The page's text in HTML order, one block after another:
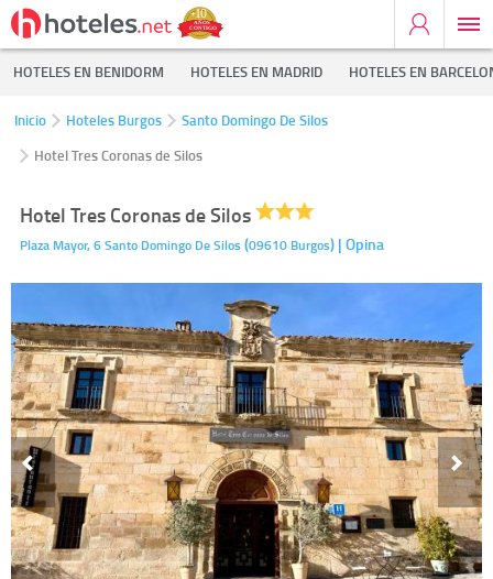
HOTELES EN BENIDORM HOTELES EN MADRID HOTELES EN
Inicio Hoteles Burgos
Santo Domingo De Silos
Hotel Tres Coronas de Silos
Hotel Tres Coronas de Silos
Plaza Mayor, 6Santo Domingo De Silos (09610 Burgos) | Opina